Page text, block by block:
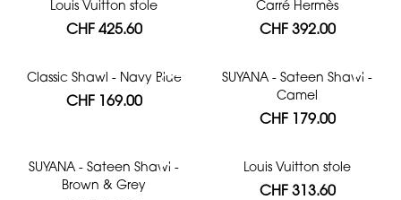
Louis Vuitton stole
CHF 425.60
Carré Hermès
CHF 392.00
Classic Shawl - Navy Blue
CHF 169.00
SUYANA - Sateen Shawl -
Camel
CHF 179.00
SUYANA - Sateen Shawl -
Brown & Grey
Louis Vuitton stole
CHF 313.60